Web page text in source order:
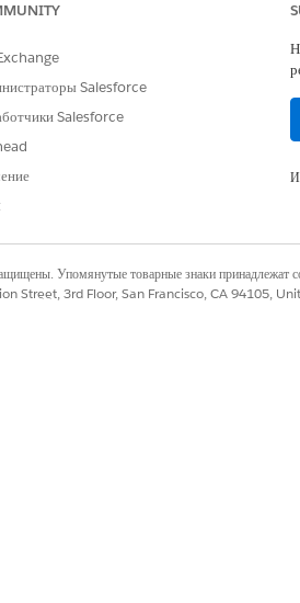
Edition с включенным Financial
Salesforce
Salesforce
Упомянутые товарные знаки принадлежат
Street, 3rd Floor, San Francisco, CA 94105,